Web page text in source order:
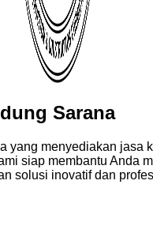
Sarana
yang menyediakan jasa
siap membantu Anda
solusi inovatif dan